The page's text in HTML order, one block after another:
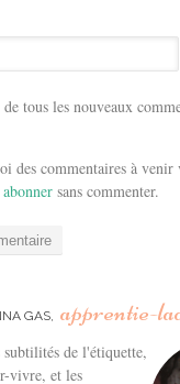
tous les nouveaux
des commentaires à venir
sans commenter.
GAS, apprentie-
subtilités de l'étiquette,
vivre, et les